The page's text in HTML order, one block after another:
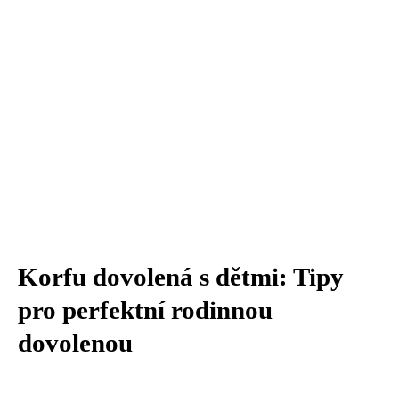
Korfu dovolená s dětmi: Tipy
pro perfektní rodinnou
dovolenou